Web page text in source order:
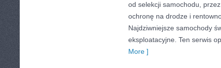
od selekcji samochodu,
ochronę na drodze i
Najdziwniejsze samochody
eksploatacyjne. Ten serwis
More ]